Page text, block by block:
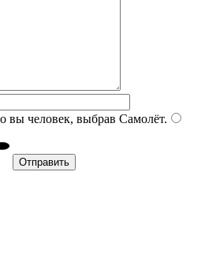
вы человек, выбрав Самолёт.